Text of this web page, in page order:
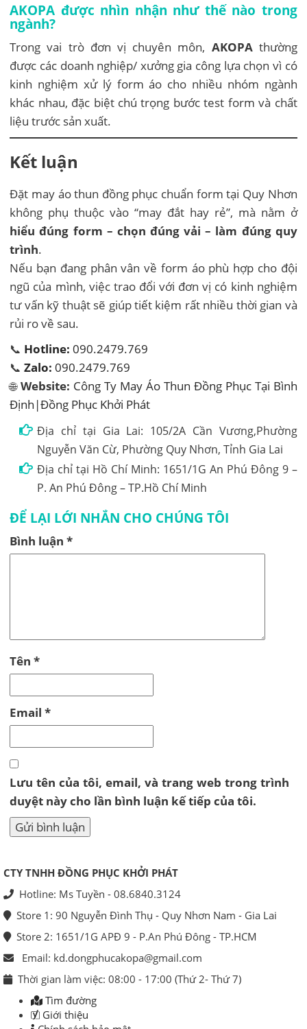
AKOPA được nhìn nhận như thế nào trong
ngành?
Trong vai trò đơn vị chuyên môn, AKOPAthường
được các doanh nghiệp/ xưởng gia công lựa chọn vì có
kinh nghiệm xử lý form áo cho nhiều nhóm ngành
khác nhau, đặc biệt chú trọng bước test form và chất
liệu trước sản xuất.
Kết luận
Đặt may áo thun đồng phục chuẩn form tại Quy Nhơn
không phụ thuộc vào “may đắt hay rẻ”, mà nằm ở
hiểu đúng form – chọn đúng vải – làm đúng quy
trình.
Nếu bạn đang phân vân về form áo phù hợp cho đội
ngũ của mình, việc trao đổi với đơn vị có kinh nghiệm
tư vấn kỹ thuật sẽ giúp tiết kiệm rất nhiều thời gian và
rủi ro về sau.
📞 Hotline: 090.2479.769
📞Zalo: 090.2479.769
🌐Website: Công Ty May Áo Thun Đồng Phục Tại Bình
Định|Đồng Phục Khởi Phát
Địa chỉ tại Gia Lai: 105/2A Cần Vương,Phường
Nguyễn Văn Cừ, Phường Quy Nhơn, Tỉnh Gia Lai
Địa chỉ tại Hồ Chí Minh: 1651/1G An Phú Đông 9 –
P. An Phú Đông – TP.Hồ Chí Minh
ĐỂ LẠI LỚI NHẮN CHO CHÚNG TÔI
Bình luận*
Tên*
Email*
Lưu tên của tôi, email, và trang web trong trình
duyệt này cho lần bình luận kế tiếp của tôi.
CTY TNHH ĐỒNG PHỤC KHỞI PHÁT
Hotline: Ms Tuyền - 08.6840.3124
Store 1: 90 Nguyễn Đình Thụ - Quy Nhơn Nam - Gia Lai
Store 2: 1651/1G APĐ 9 - P.An Phú Đông - TP.HCM
Email: kd.dongphucakopa@gmail.com
Thời gian làm việc: 08:00 - 17:00 (Thứ 2- Thứ 7)
Tìm đường
Giới thiệu